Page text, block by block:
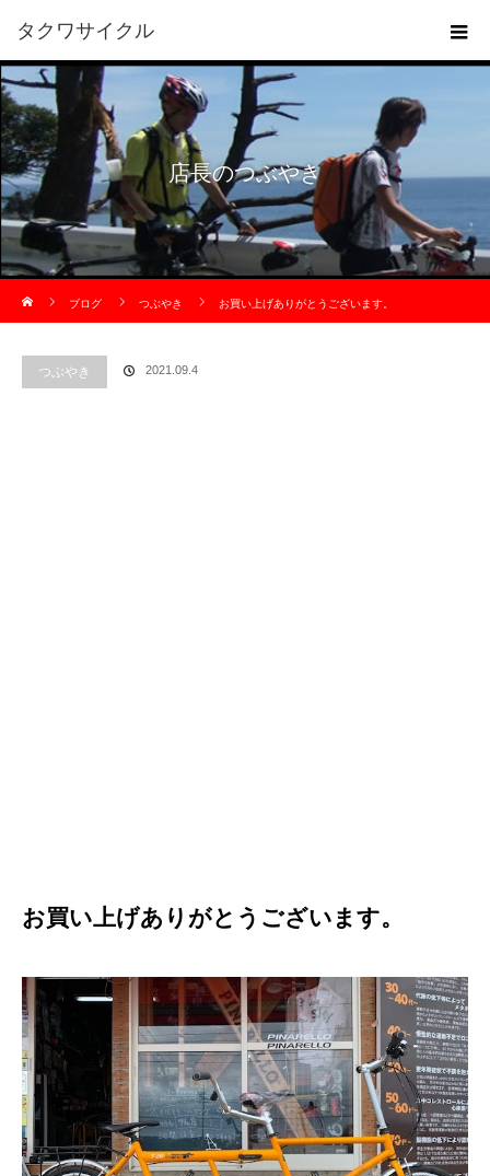
タクワサイクル
店長のつぶやき
ブログ
つぶやき お買い上げありがとうございます。
つぶやき 2021.09.4
お買い上げありがとうございます。